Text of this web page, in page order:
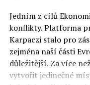
Jedním z cílů
konflikty. Platforma
Karpaczi stalo pro
zejména naší části
důležitější. Za více
vytvořit jedinečné